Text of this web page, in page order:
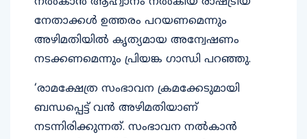
നേതാക്കള്‍ ഉത്തരം പറയണമെന്നും
അഴിമതിയില്‍ കൃത്യമായ അന്വേഷണം
നടക്കണമെന്നും പ്രിയങ്ക ഗാന്ധി പറഞ്ഞു.
‘രാമക്ഷേത്ര സംഭാവന ക്രമക്കേടുമായി
ബന്ധപ്പെട്ട് വന്‍ അഴിമതിയാണ്
നടന്നിരിക്കുന്നത്. സംഭാവന നല്‍കാന്‍